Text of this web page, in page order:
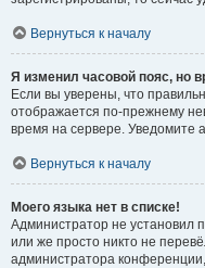
Вернуться к началу
Я изменил часовой пояс, но
Если вы уверены, что
отображается по-прежнему
время на сервере. Уведомите
Вернуться к началу
Моего языка нет в списке!
Администратор не установил
или же просто никто не
администратора